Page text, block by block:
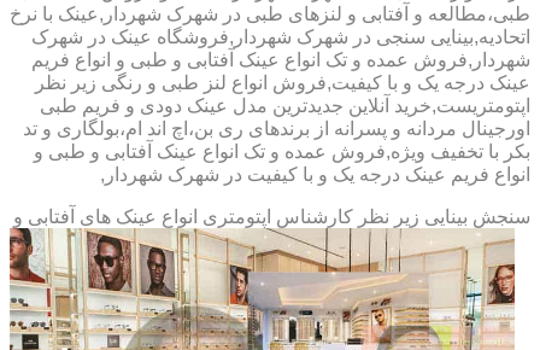
طبی،مطالعه و آفتابی و لنزهای طبی در شهرک شهردار,عینک با نرخ
اتحادیه,بینایی سنجی در شهرک شهردار,فروشگاه عینک در شهرک
شهردار,فروش عمده و تک انواع عینک آفتابی و طبی و انواع فریم
عینک درجه یک و با کیفیت,فروش انواع لنز طبی و رنگی زیر نظر
اپتومتریست,خرید آنلاین جدیدترین مدل عینک دودی و فریم طبی
اورجینال مردانه و پسرانه از برندهای ری بن،اچ اند ام،بولگاری و تد
بکر با تخفیف ویژه,فروش عمده و تک انواع عینک آفتابی و طبی و
انواع فریم عینک درجه یک و با کیفیت در شهرک شهردار,
سنجش بینایی زیر نظر کارشناس اپتومتری انواع عینک های آفتابی و